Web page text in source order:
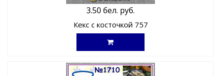
3.50 бел. руб.
Кекс с косточкой 757